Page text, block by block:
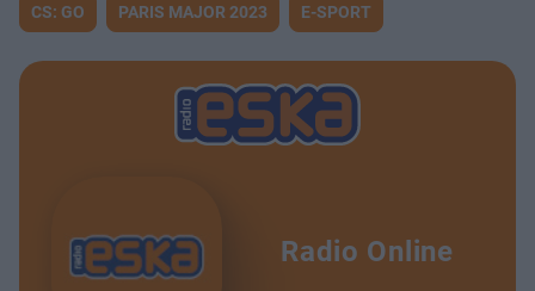
CS: GO PARIS MAJOR 2023 E-SPORT
Radio Online